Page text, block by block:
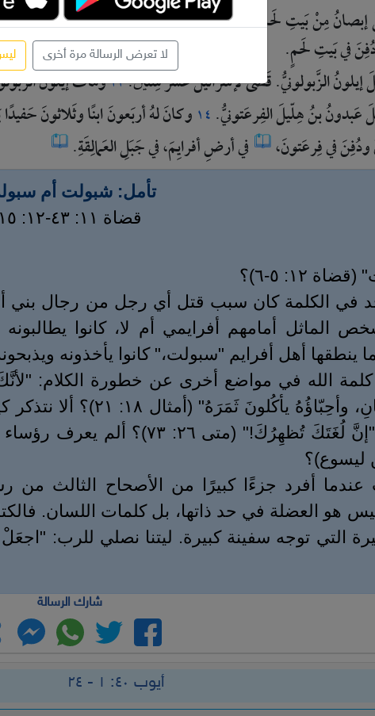
إبصانُمِنْبَيتِلَحمٍ. ٩وكانَلهُثَلاثونَابنًاوثَلاثونَابنَةً
فيبَيتِلَحمٍ.
إيلونُالزَّبولونيُّ.قَضَىلإسرائيلَعشَرَسِنينَ.١٢وماتَإيلونُ
عَبدونُبنُهِلّيلَالفِرعَتونيُّ. ١٤ وكانَلهُأربَعونَابنًاوثَلاثونَحَفيدًا
ودُفِنَفيفِرعَتونَ، فيأرضِأفرايِمَ،فيجَبَلِالعَمالِقَةِ.
تأمل: شبولت أم
قضاة ١١: ٤٣-١٢: ١٥
١٢: ٥-٦)؟
الكلمة كان سبب قتل أي رجل من رجال بني
الماثل أمامهم أفرايمي أم لا، كانوا
ينطقها أهل أفرايم "سبولت،" كانوا يأخذونه
والحياةُ في يَدِ اللِّسانِ،
قال له واحد منهم: "إنَّ لُغَتَكَ
ليسوع)؟
أفرد جزءًا كبيرًا من الأصحاح الثالث من
هو العضلة في حد ذاتها، بل كلمات اللسان.
التي توجه سفينة كبيرة. ليتنا نصلي للرب:
شارك الرسالة
أيوب ٤٠: ١ - ٢٤
لا تعرض الرسالة مرة أخرى